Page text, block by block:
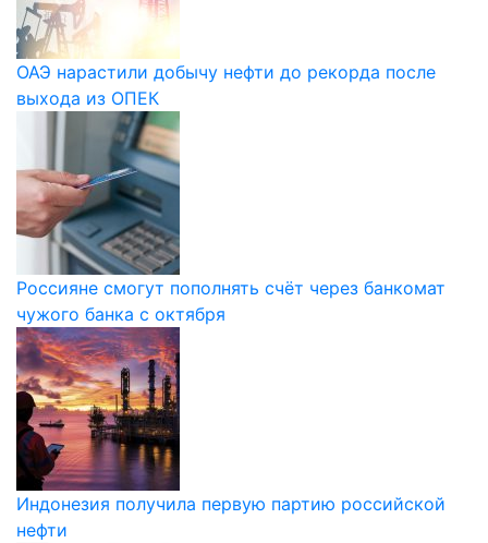
ОАЭ нарастили добычу нефти до рекорда после
выхода из ОПЕК
Россияне смогут пополнять счёт через банкомат
чужого банка с октября
Индонезия получила первую партию российской
нефти